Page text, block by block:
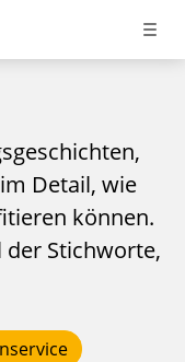
Detail, wie
können.
der Stichworte,